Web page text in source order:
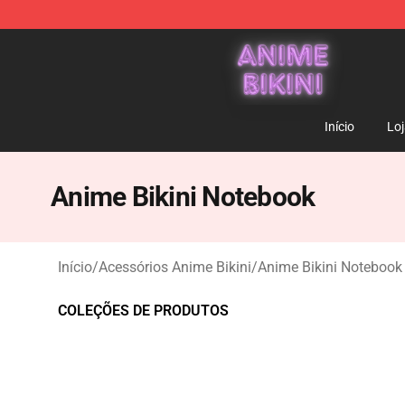
Anime Bikini Shop - The Best Store of Anime Bikini
Início
Anime Bikini Notebook
Início/Acessórios Anime Bikini/Anime Bikini Notebook
COLEÇÕES DE PRODUTOS